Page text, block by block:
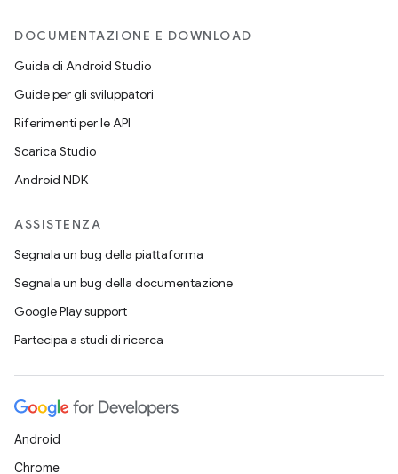
DOCUMENTAZIONE E DOWNLOAD
Guida di Android Studio
Guide per gli sviluppatori
Riferimenti per le API
Scarica Studio
Android NDK
ASSISTENZA
Segnala un bug della piattaforma
Segnala un bug della documentazione
Google Play support
Partecipa a studi di ricerca
Android
Chrome